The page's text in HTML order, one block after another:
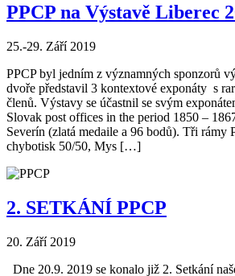
PPCP na Výstavě Liberec
25.-29. Září 2019
PPCP byl jedním z významných sponzorů
dvoře představil 3 kontextové exponáty s
členů. Výstavy se účastnil se svým
Slovak post offices in the period 1850 –
Severín (zlatá medaile a 96 bodů). Tři rámy
chybotisk 50/50, Mys […]
2. SETKÁNÍ PPCP
20. Září 2019
Dne 20.9. 2019 se konalo již 2. Setkání